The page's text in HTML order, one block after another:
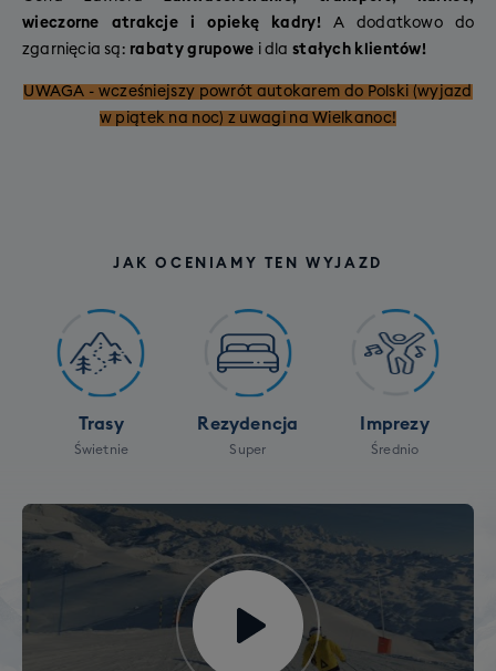
wieczorne atrakcje i opiekę kadry! A dodatkowo do
zgarnięcia są: rabaty grupowe i dla stałych klientów!
UWAGA - wcześniejszy powrót autokarem do Polski (wyjazd
w piątek na noc) z uwagi na Wielkanoc!
JAK OCENIAMY TEN WYJAZD
Trasy
Świetnie
Rezydencja
Super
Imprezy
Średnio